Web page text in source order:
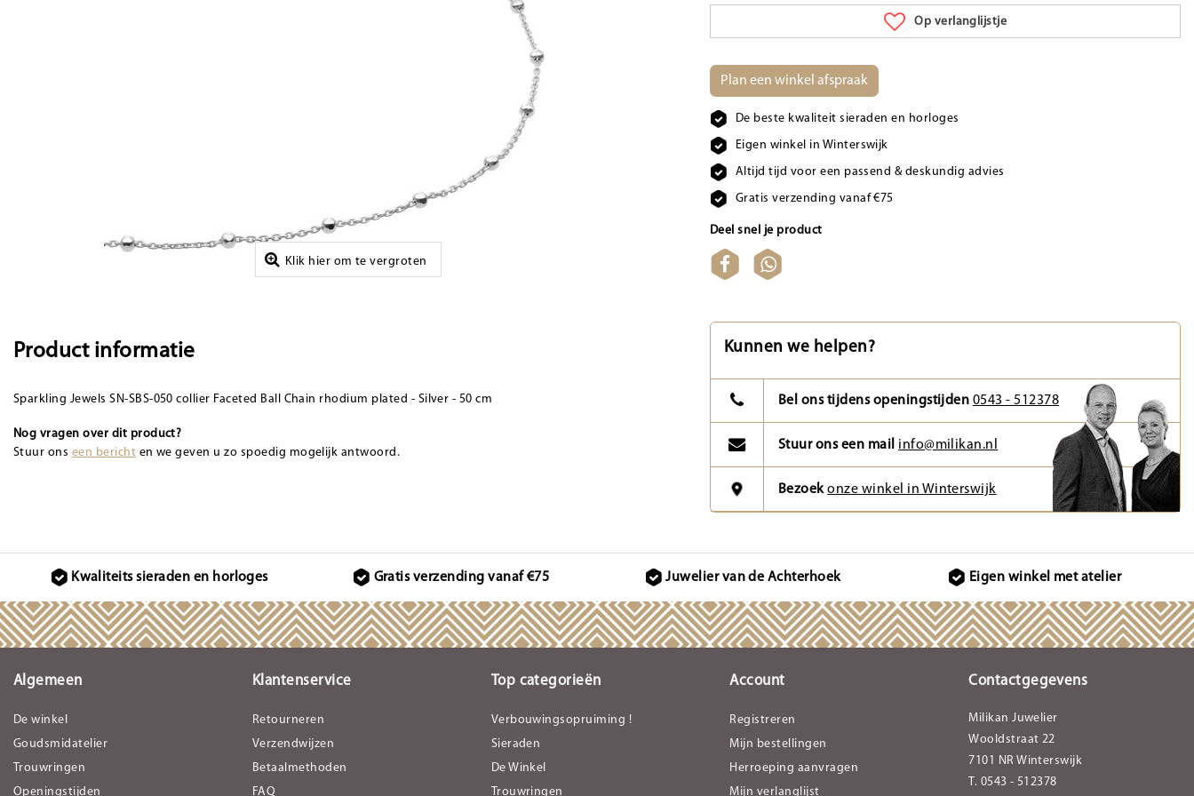
Klik hier om te vergroten
Op verlanglijstje
Plan een winkel afspraak
De beste kwaliteit sieraden en horloges
Eigen winkel in Winterswijk
Altijd tijd voor een passend & deskundig advies
Gratis verzending vanaf €75
Deel snel je product
Product informatie
Sparkling Jewels SN-SBS-050 collier Faceted Ball Chain rhodium plated - Silver - 50 cm
Nog vragen over dit product?
Stuur ons een bericht en we geven u zo spoedig mogelijk antwoord.
Kunnen we helpen?
Bel ons tijdens openingstijden 0543 - 512378
Stuur ons een mail info@milikan.nl
Bezoekonze winkel in Winterswijk
Kwaliteits sieraden en horloges Gratis verzending vanaf €75 Juwelier van de Achterhoek Eigen winkel met atelier
Algemeen
De winkel
Goudsmidatelier
Trouwringen
Openingstijden
Klantenservice
Retourneren
Verzendwijzen
Betaalmethoden
FAQ
Top categorieën
Verbouwingsopruiming !
Sieraden
De Winkel
Trouwringen
Account
Registreren
Mijn bestellingen
Herroeping aanvragen
Mijn verlanglijst
Contactgegevens
Milikan Juwelier
Wooldstraat 22
7101 NR Winterswijk
T. 0543 - 512378